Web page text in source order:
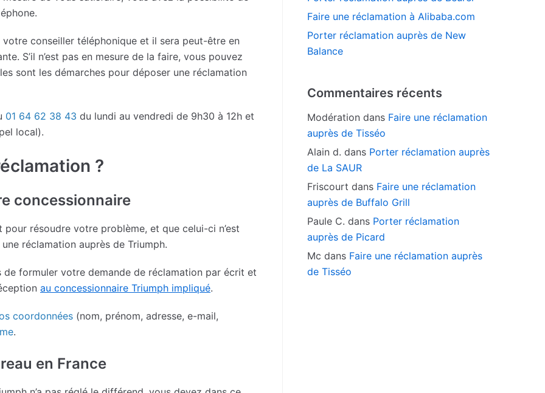
conseiller téléphonique et il sera peut-être en
S’il n’est pas en mesure de la faire, vous pouvez
sont les démarches pour déposer une réclamation
01 64 62 38 43 du lundi au vendredi de 9h30 à 12h et
local).
?
concessionnaire
résoudre votre problème, et que celui-ci n’est
réclamation auprès de Triumph.
formuler votre demande de réclamation par écrit et
au concessionnaire Triumph impliqué.
coordonnées (nom, prénom, adresse, e-mail,
.
en France
Faire une réclamation à Alibaba.com
Porter réclamation auprès de New
Balance
Commentaires récents
Modération dans Faire une réclamation
auprès de Tisséo
Alain d. dans Porter réclamation auprès
de La SAUR
Friscourt dans Faire une réclamation
auprès de Buffalo Grill
Paule C. dans Porter réclamation
auprès de Picard
Mc dans Faire une réclamation auprès
de Tisséo